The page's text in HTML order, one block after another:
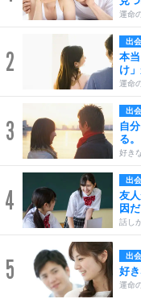
運命
2
出
本
け」
運命
3
出
自
る。
好き
4
出
友
因だ
話し
5 出
好
運命